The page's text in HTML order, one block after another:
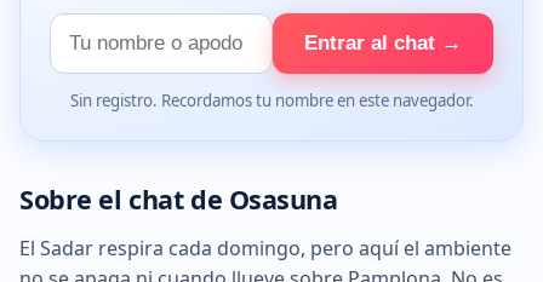
Tu
nombre
Entrar al chat →
Sin registro. Recordamos tu nombre en este navegador.
Sobre el chat de Osasuna
El Sadar respira cada domingo, pero aquí el ambiente